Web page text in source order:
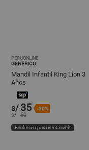
PERUONLINE
GENÉRICO
Mandil Infantil King Lion 3
Años
s/ 35 -30%
s/ 50
Exclusivo para venta web